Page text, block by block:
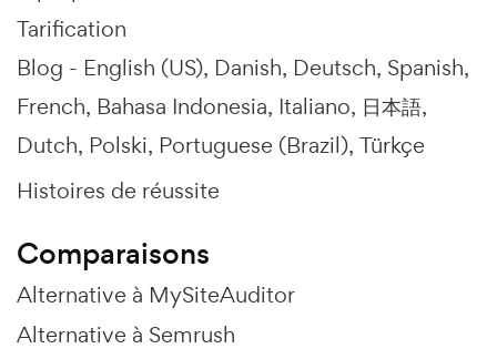
Tarification
Blog - English (US) Danish Deutsch Spanish
French Bahasa Indonesia Italiano 日本語
Dutch Polski Portuguese (Brazil) Türkçe
Histoires de réussite
Comparaisons
Alternative à MySiteAuditor
Alternative à Semrush